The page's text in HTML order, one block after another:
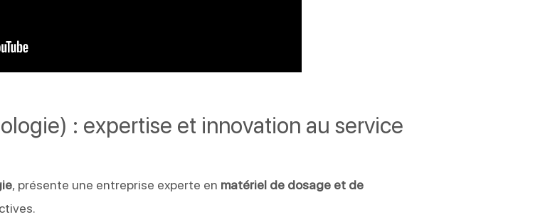
: expertise et innovation au service
, présente une entreprise experte en matériel de dosage et de